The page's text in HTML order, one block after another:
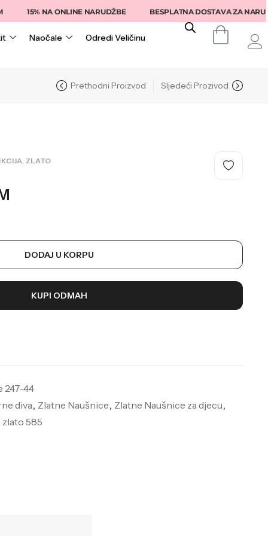
15% NA ONLINE NARUDŽBE BESPLATNA DOSTAVA ZA
Naočale Odredi Veličinu
Prethodni Proizvod Sljedeći Prozivod
ZLATO
DODAJ U KORPU
KUPI ODMAH
247-44
diva, Zlatne Naušnice, Zlatne Naušnice za djecu,
zlato 585